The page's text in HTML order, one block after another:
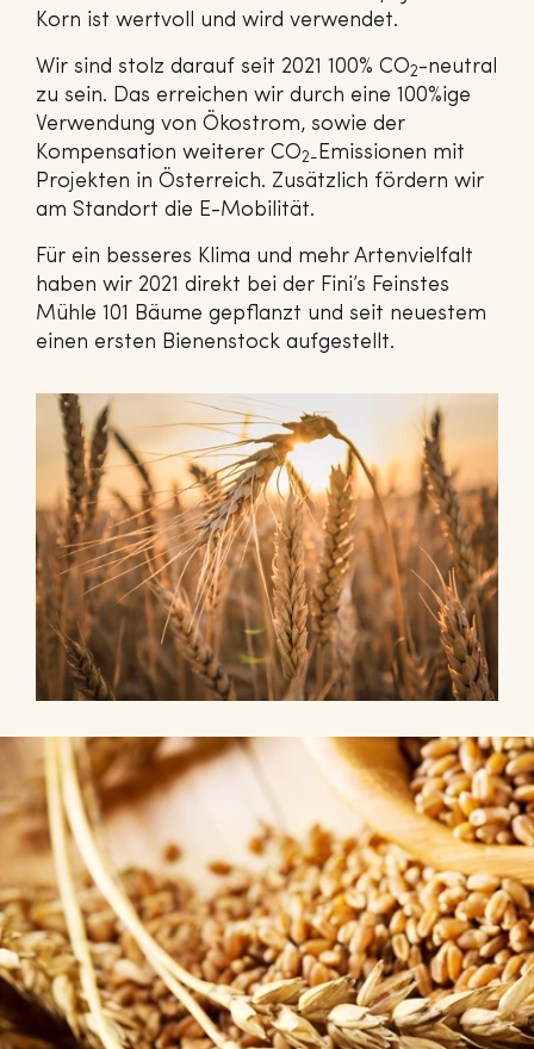
Korn ist wertvoll und wird verwendet.
Wir sind stolz darauf seit 2021 100% CO2-neutral
zu sein. Das erreichen wir durch eine 100%ige
Verwendung von Ökostrom, sowie der
Kompensation weiterer CO2- Emissionen mit
Projekten in Österreich. Zusätzlich fördern wir
am Standort die E-Mobilität.
Für ein besseres Klima und mehr Artenvielfalt
haben wir 2021 direkt bei der Fini’s Feinstes
Mühle 101 Bäume gepflanzt und seit neuestem
einen ersten Bienenstock aufgestellt.